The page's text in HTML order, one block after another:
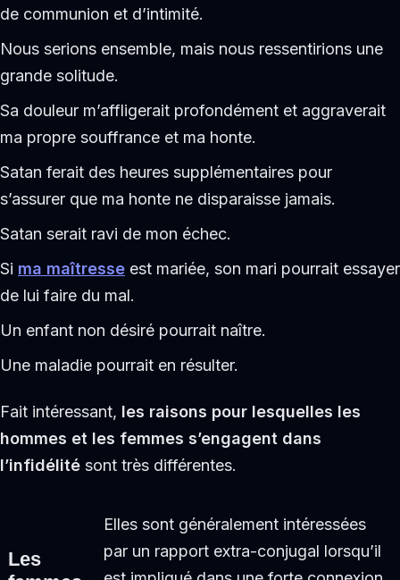
de communion et d’intimité.
Nous serions ensemble, mais nous ressentirions une
grande solitude.
Sa douleur m’affligerait profondément et aggraverait
ma propre souffrance et ma honte.
Satan ferait des heures supplémentaires pour
s’assurer que ma honte ne disparaisse jamais.
Satan serait ravi de mon échec.
Si ma maîtresse est mariée, son mari pourrait essayer
de lui faire du mal.
Un enfant non désiré pourrait naître.
Une maladie pourrait en résulter.
Fait intéressant, les raisons pour lesquelles les
hommes et les femmes s’engagent dans
l’infidélité sont très différentes.
Les
Elles sont généralement intéressées
par un rapport extra-conjugal lorsqu’il